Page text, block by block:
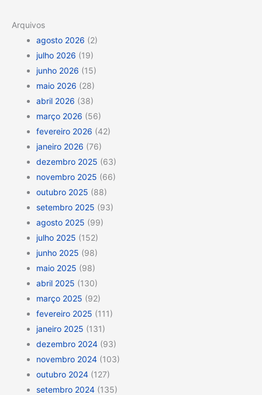
Arquivos
agosto 2026 (2)
julho 2026 (19)
junho 2026 (15)
maio 2026 (28)
abril 2026 (38)
março 2026 (56)
fevereiro 2026 (42)
janeiro 2026 (76)
dezembro 2025 (63)
novembro 2025 (66)
outubro 2025 (88)
setembro 2025 (93)
agosto 2025 (99)
julho 2025 (152)
junho 2025 (98)
maio 2025 (98)
abril 2025 (130)
março 2025 (92)
fevereiro 2025 (111)
janeiro 2025 (131)
dezembro 2024 (93)
novembro 2024 (103)
outubro 2024 (127)
setembro 2024 (135)